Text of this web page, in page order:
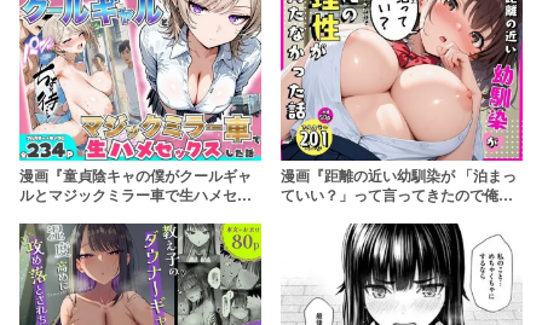
漫画『童貞陰キャの僕がクールギャ
ルとマジックミラー車で生ハメセッ
hitomiやRAWは危険【たむりん】
漫画『距離の近い幼馴染が 「泊まっ
ていい？」って言ってきたので俺の
む方法は？hitomiやRAWは危険【み
るみるぱにっく】